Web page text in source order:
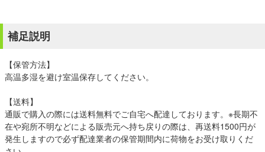
補足説明
【保管方法】
高温多湿を避け室温保存してください。
【送料】
通販で購入の際には送料無料でご自宅へ配達しております。※長期不
在や宛所不明などによる販売元へ持ち戻りの際は、再送料1500円が
発生しますので必ず配達業者の保管期間内に荷物をお受け取りくだ